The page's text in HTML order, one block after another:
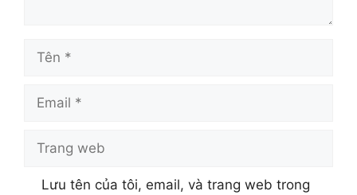
web
Lưu tên của tôi, email, và trang web trong